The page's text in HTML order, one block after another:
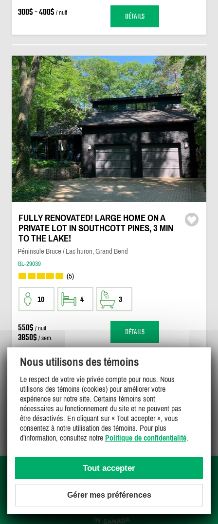
300$ - 400$ / nuit DÉTAILS
FULLY RENOVATED! LARGE HOME ON A
PRIVATE LOT IN SOUTHCOTT PINES, 3 MIN
TO THE LAKE!
Péninsule Bruce / Lac huron, Grand Bend
GL-29039
(5)
10 4 3
550$ / nuit
3850$ / sem. DÉTAILS
Page 2 de 2
Nous utilisons des témoins
Le respect de votre vie privée compte pour nous. Nous
utilisons des témoins (cookies) pour améliorer votre
expérience sur notre site. Certains témoins sont
nécessaires au fonctionnement du site et ne peuvent pas
être désactivés. En cliquant sur « Tout accepter », vous
consentez à notre utilisation des témoins. Pour plus
d’information, consultez notre Politique de confidentialité.
Tout accepter
Gérer mes préférences